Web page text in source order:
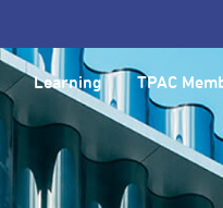
Learning TPAC